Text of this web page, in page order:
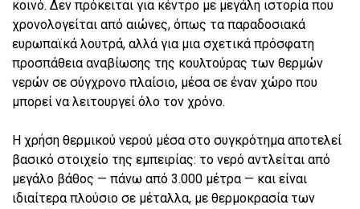
κοινό. Δεν πρόκειται για κέντρο με μεγάλη ιστορία που
χρονολογείται από αιώνες, όπως τα παραδοσιακά
ευρωπαϊκά λουτρά, αλλά για μια σχετικά πρόσφατη
προσπάθεια αναβίωσης της κουλτούρας των θερμών
νερών σε σύγχρονο πλαίσιο, μέσα σε έναν χώρο που
μπορεί να λειτουργεί όλο τον χρόνο.
Η χρήση θερμικού νερού μέσα στο συγκρότημα αποτελεί
βασικό στοιχείο της εμπειρίας: το νερό αντλείται από
μεγάλο βάθος — πάνω από 3.000 μέτρα — και είναι
ιδιαίτερα πλούσιο σε μέταλλα, με θερμοκρασία των